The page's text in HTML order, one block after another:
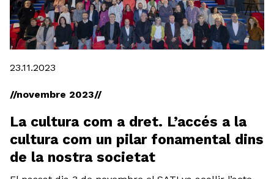
23.11.2023
//novembre 2023//
La cultura com a dret. L’accés a la
cultura com un pilar fonamental dins
de la nostra societat